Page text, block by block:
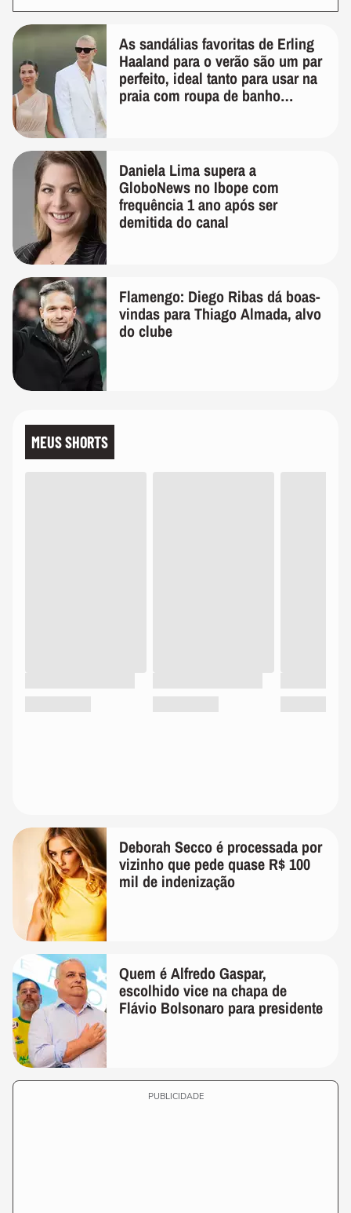
As sandálias favoritas de Erling
Haaland para o verão são um par
perfeito, ideal tanto para usar na
praia com roupa de banho
Daniela Lima supera a
GloboNews no Ibope com
frequência 1 ano após ser
demitida do canal
Flamengo: Diego Ribas dá boas-
vindas para Thiago Almada, alvo
do clube
MEUS SHORTS
Deborah Secco é processada por
vizinho que pede quase R$ 100
mil de indenização
Quem é Alfredo Gaspar,
escolhido vice na chapa de
Flávio Bolsonaro para presidente
PUBLICIDADE